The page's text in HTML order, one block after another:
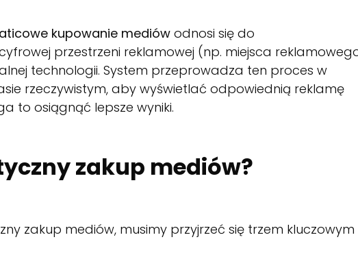
kupowanie mediówodnosi się do
przestrzeni reklamowej (np. miejsca
technologii. System przeprowadza ten proces w
rzeczywistym, aby wyświetlać odpowiednią reklamę
to osiągnąć lepsze wyniki.
zakup mediów?
zakup mediów, musimy przyjrzeć się trzem kluczowym